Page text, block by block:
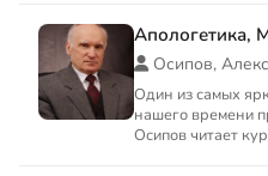
Апологетика,
Осипов,
Один из самых
нашего времени
Осипов читает